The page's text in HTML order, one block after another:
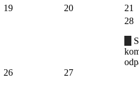
19 20 21
26 27
28